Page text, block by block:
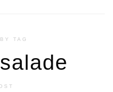
TAG